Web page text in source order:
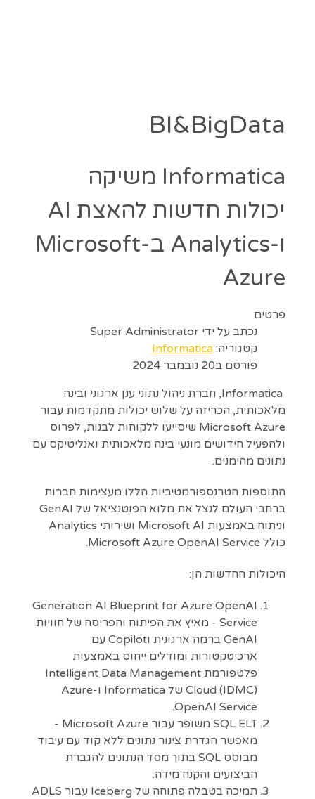
BI&BigData
Informatica משיקה
יכולות חדשות להאצת AI
ו-Analytics ב-Microsoft
Azure
פרטים
נכתב על ידיSuper Administrator
קטגוריה:Informatica
פורסם ב20 נובמבר 2024
Informatica, חברת ניהול נתוני ענן ארגוני ובינה
מלאכותית, הכריזה על שלוש יכולות מתקדמות עבור
Microsoft Azure שיסייעו ללקוחות לבנות, לפרוס
ולהפעיל חידושים מונעי בינה מלאכותית ואנליטיקס עם
נתונים מהימנים.
התוספות הטרנספורמטיביות הללו מעצימות חברות
ברחבי העולם לנצל את מלוא הפוטנציאל של GenAI
וניתוח באמצעות Microsoft AI ושירותי Analytics
כולל Microsoft Azure OpenAI Service.
היכולות החדשות הן:
Generation AI Blueprint for Azure OpenAI
Service - מאיץ את הפיתוח והפריסה של חוויות
GenAI ברמה ארגונית וCopilot עם
ארכיטקטורות ומודלים ייחוס באמצעות
פלטפורמת Intelligent Data Management
Cloud (IDMC) של Informatica ו-Azure
OpenAI Service.
SQL ELT משופר עבור Microsoft Azure -
מאפשר הגדרת צינור נתונים ללא קוד עם עיבוד
מבוסס SQL בתוך מסד הנתונים להגברת
הביצועים והקנה מידה.
תמיכה בטבלה פתוחה של Iceberg עבור ADLS